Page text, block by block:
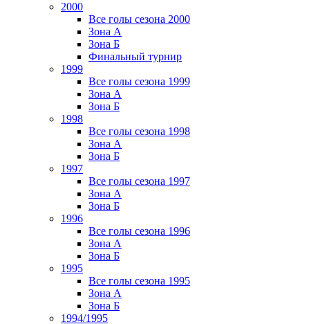
2000
Все голы сезона 2000
Зона А
Зона Б
Финальный турнир
1999
Все голы сезона 1999
Зона А
Зона Б
1998
Все голы сезона 1998
Зона А
Зона Б
1997
Все голы сезона 1997
Зона А
Зона Б
1996
Все голы сезона 1996
Зона А
Зона Б
1995
Все голы сезона 1995
Зона А
Зона Б
1994/1995